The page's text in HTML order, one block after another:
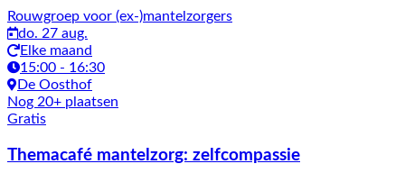
Rouwgroep voor (ex-)mantelzorgers
do. 27 aug.
Elke maand
15:00 - 16:30
De Oosthof
Nog 20+ plaatsen
Gratis
Themacafé mantelzorg: zelfcompassie